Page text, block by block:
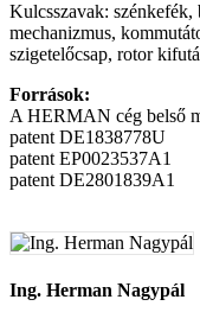
Kulcsszavak:
mechanizmus,
szigetelőcsap, rotor
Források:
A HERMAN cég belső
patent DE1838778U
patent EP0023537A1
patent DE2801839A1
Ing. Herman Nagypál